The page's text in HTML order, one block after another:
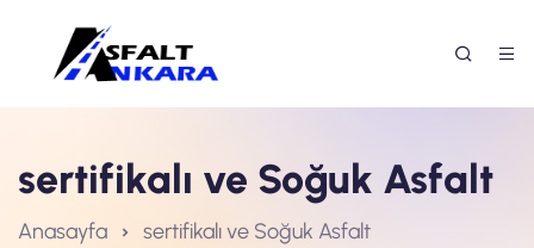
sertifikalı ve Soğuk Asfalt
Anasayfa sertifikalı ve Soğuk Asfalt